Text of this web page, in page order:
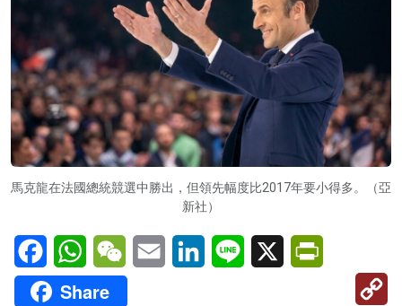
馬克龍在法國總統競選中勝出，但領先幅度比2017年要小得多。（亞
新社）
FacebookWhatsAppWeChatEmail LinkedInLine X
Share